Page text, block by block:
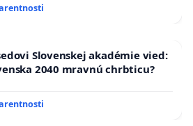
Slovenskej akadémie vied:
2040 mravnú chrbticu?